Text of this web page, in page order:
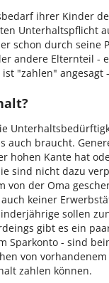
ihrer Kinder
Unterhaltspflicht
schon durch seine
andere Elternteil -
"zahlen" angesagt
auch braucht.
hohen Kante hat
sind nicht dazu
von der Oma
keiner
sollen
gibt es ein
Sparkonto - sind
von
zahlen können.